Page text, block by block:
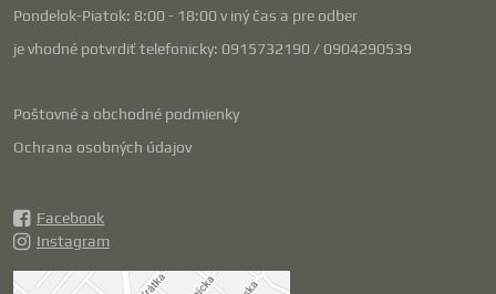
Pondelok-Piatok: 8:00 - 18:00 v iný čas a pre odber
je vhodné potvrdiť telefonicky: 0915732190 / 0904290539
Poštovné a obchodné podmienky
Ochrana osobných údajov
Facebook
Instagram